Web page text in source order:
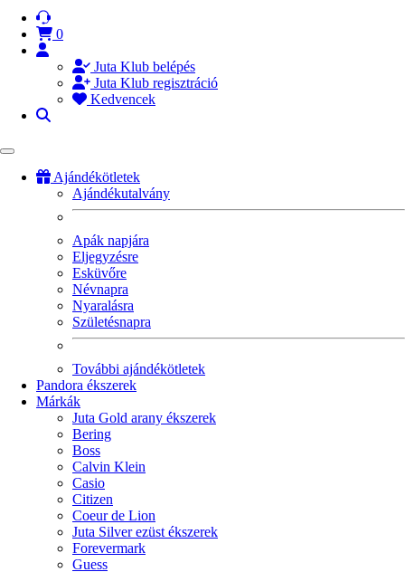
0
Juta Klub belépés
Juta Klub regisztráció
Kedvencek
Ajándékötletek
Ajándékutalvány
Apák napjára
Eljegyzésre
Esküvőre
Névnapra
Nyaralásra
Születésnapra
További ajándékötletek
Pandora ékszerek
Márkák
Juta Gold arany ékszerek
Bering
Boss
Calvin Klein
Casio
Citizen
Coeur de Lion
Juta Silver ezüst ékszerek
Forevermark
Guess